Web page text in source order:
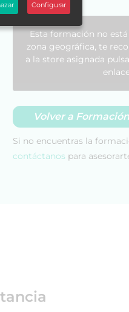
Esta formación no
zona geográfica, te
a la store asignada
Volver a
Si no encuentras la
contáctanos para
Configurar